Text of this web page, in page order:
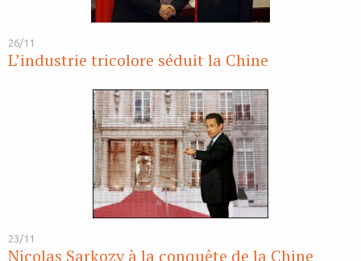
26/11
L’industrie tricolore séduit la Chine
23/11
Nicolas Sarkozy à la conquête de la Chine